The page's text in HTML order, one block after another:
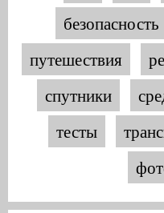
безопасность
путешествия
спутники
тесты